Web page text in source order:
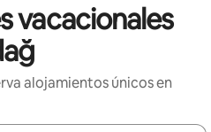
vacacionales
alojamientos únicos en